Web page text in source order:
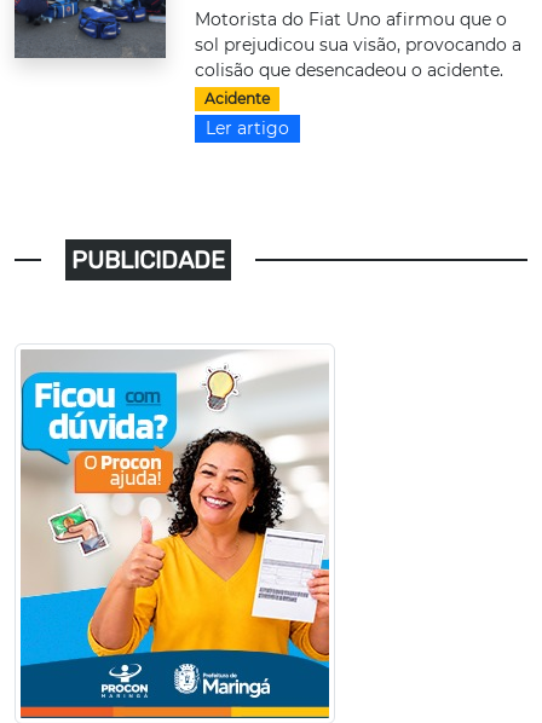
Motorista do Fiat Uno afirmou que o
sol prejudicou sua visão, provocando a
colisão que desencadeou o acidente.
Acidente
Ler artigo
PUBLICIDADE